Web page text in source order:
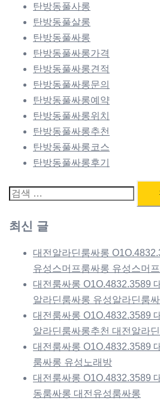
탄방동풀사롱
탄방동풀살롱
탄방동풀싸롱
탄방동풀싸롱가격
탄방동풀싸롱견적
탄방동풀싸롱문의
탄방동풀싸롱예약
탄방동풀싸롱위치
탄방동풀싸롱추천
탄방동풀싸롱코스
탄방동풀싸롱후기
검
최신 글
대전알라딘룸싸롱
유성스머프룸싸롱 유성스머
대전룸싸롱 O1O.4832.3589
알라딘룸싸롱 유성알라딘룸
대전룸싸롱 O1O.4832.3589
알라딘룸싸롱추천 대전알라
대전룸싸롱 O1O.4832.3589
룸싸롱 유성노래방
대전룸싸롱 O1O.4832.3589
동룸싸롱 대전유성룸싸롱